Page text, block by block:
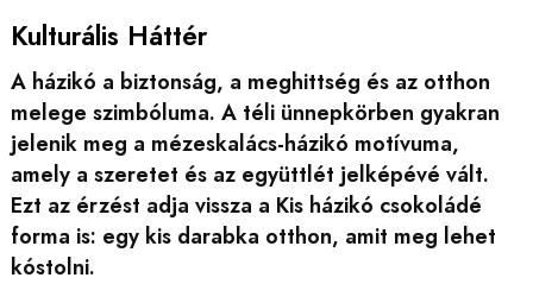
Kulturális Háttér
A házikó a biztonság, a meghittség és az otthon
melege szimbóluma. A téli ünnepkörben gyakran
jelenik meg a mézeskalács-házikó motívuma,
amely a szeretet és az együttlét jelképévé vált.
Ezt az érzést adja vissza a Kis házikó csokoládé
forma is: egy kis darabka otthon, amit meg lehet
kóstolni.